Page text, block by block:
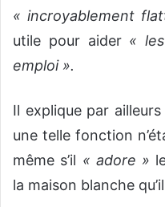
« incroyablement
utile pour aider «
emploi ».
Il explique par
une telle fonction
même s’il « adore »
la maison blanche